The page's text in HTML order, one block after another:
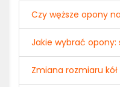
Czy węższe opony
Jakie wybrać opony:
Zmiana rozmiaru